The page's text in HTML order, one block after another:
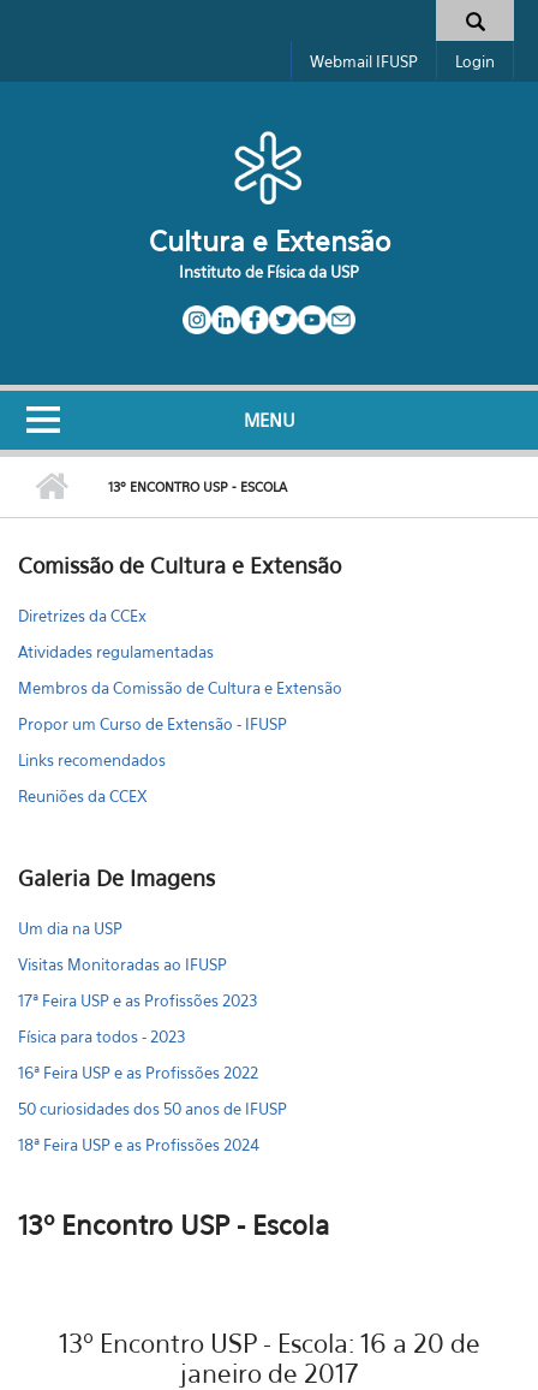
Formulário de busca
Webmail IFUSP Login
Cultura e Extensão
Instituto de Física da USP
MENU
13º ENCONTRO USP - ESCOLA
Comissão de Cultura e Extensão
Diretrizes da CCEx
Atividades regulamentadas
Membros da Comissão de Cultura e Extensão
Propor um Curso de Extensão - IFUSP
Links recomendados
Reuniões da CCEX
Galeria De Imagens
Um dia na USP
Visitas Monitoradas ao IFUSP
17ª Feira USP e as Profissões 2023
Física para todos - 2023
16ª Feira USP e as Profissões 2022
50 curiosidades dos 50 anos de IFUSP
18ª Feira USP e as Profissões 2024
13º Encontro USP - Escola
13º Encontro USP - Escola: 16 a 20 de
janeiro de 2017